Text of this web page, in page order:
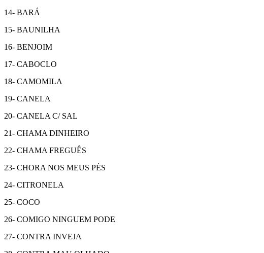
14- BARÁ
15- BAUNILHA
16- BENJOIM
17- CABOCLO
18- CAMOMILA
19- CANELA
20- CANELA C/ SAL
21- CHAMA DINHEIRO
22- CHAMA FREGUÊS
23- CHORA NOS MEUS PÉS
24- CITRONELA
25- COCO
26- COMIGO NINGUEM PODE
27- CONTRA INVEJA